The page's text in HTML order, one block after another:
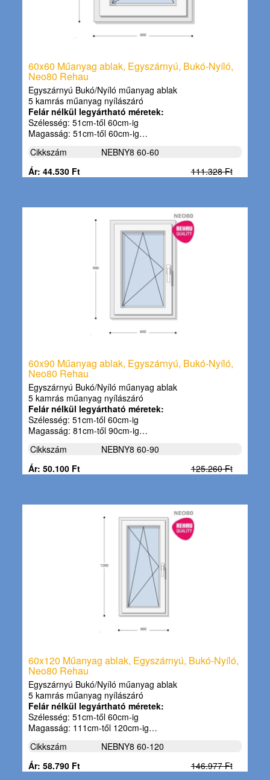
60x60 Műanyag ablak, Egyszárnyú, Bukó-Nyíló,
Neo80 Rehau
Egyszárnyú Bukó/Nyíló műanyag ablak
5 kamrás műanyag nyílászáró
Felár nélkül legyártható méretek:
Szélesség: 51cm-től 60cm-ig
Magasság: 51cm-től 60cm-ig…
Cikkszám
NEBNY8 60-60
Ár: 44.530 Ft
111.328 Ft
60x90 Műanyag ablak, Egyszárnyú, Bukó-Nyíló,
Neo80 Rehau
Egyszárnyú Bukó/Nyíló műanyag ablak
5 kamrás műanyag nyílászáró
Felár nélkül legyártható méretek:
Szélesség: 51cm-től 60cm-ig
Magasság: 81cm-től 90cm-ig…
Cikkszám
NEBNY8 60-90
Ár: 50.100 Ft
125.260 Ft
60x120 Műanyag ablak, Egyszárnyú, Bukó-Nyíló,
Neo80 Rehau
Egyszárnyú Bukó/Nyíló műanyag ablak
5 kamrás műanyag nyílászáró
Felár nélkül legyártható méretek:
Szélesség: 51cm-től 60cm-ig
Magasság: 111cm-től 120cm-ig…
Cikkszám
NEBNY8 60-120
Ár: 58.790 Ft
146.977 Ft